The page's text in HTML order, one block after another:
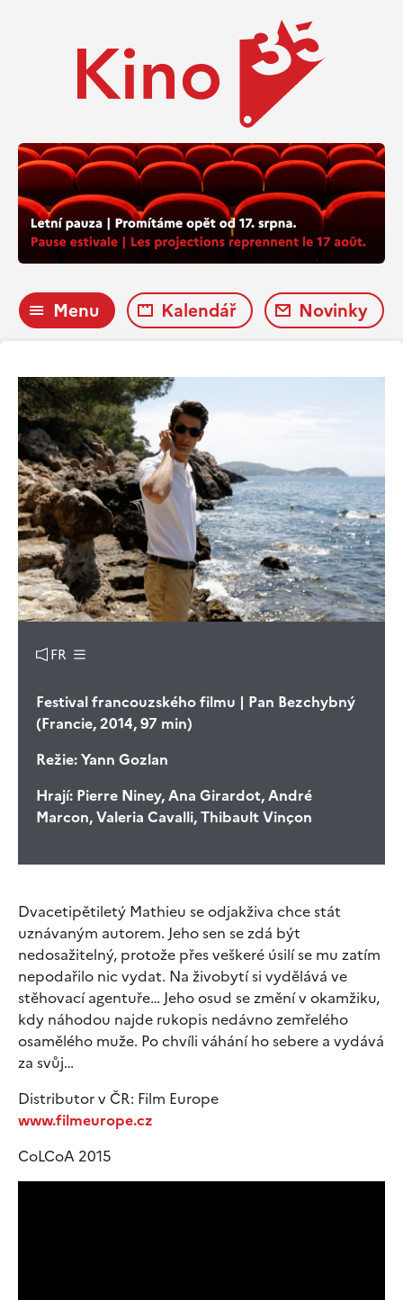
Menu Kalendář Novinky
FR
Festival francouzského filmu | Pan Bezchybný
(Francie, 2014, 97 min)
Režie:Yann Gozlan
Hrají: Pierre Niney, Ana Girardot, André
Marcon, Valeria Cavalli, Thibault Vinçon
Dvacetipětiletý Mathieu se odjakživa chce stát
uznávaným autorem. Jeho sen se zdá být
nedosažitelný, protože přes veškeré úsilí se mu zatím
nepodařilo nic vydat. Na živobytí si vydělává ve
stěhovací agentuře… Jeho osud se změní v okamžiku,
kdy náhodou najde rukopis nedávno zemřelého
osamělého muže. Po chvíli váhání ho sebere a vydává
za svůj…
Distributor v ČR: Film Europe
www.filmeurope.cz
CoLCoA 2015